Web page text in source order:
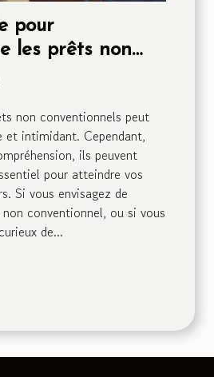
pour
les prêts non
non conventionnels peut
et intimidant. Cependant,
ils peuvent
pour atteindre vos
Si vous envisagez de
conventionnel, ou si vous
de...